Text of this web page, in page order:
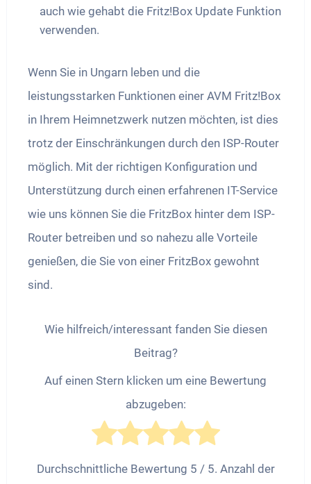
auch wie gehabt die Fritz!Box Update Funktion
verwenden.
Wenn Sie in Ungarn leben und die
leistungsstarken Funktionen einer AVM Fritz!Box
in Ihrem Heimnetzwerk nutzen möchten, ist dies
trotz der Einschränkungen durch den ISP-Router
möglich. Mit der richtigen Konfiguration und
Unterstützung durch einen erfahrenen IT-Service
wie uns können Sie die FritzBox hinter dem ISP-
Router betreiben und so nahezu alle Vorteile
genießen, die Sie von einer FritzBox gewohnt
sind.
Wie hilfreich/interessant fanden Sie diesen
Beitrag?
Auf einen Stern klicken um eine Bewertung
abzugeben:
Durchschnittliche Bewertung 5 / 5. Anzahl der